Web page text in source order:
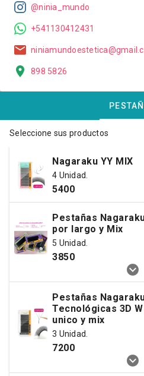
@ninia_mundo
+541130412431
898 5826
Seleccione sus productos
Nagaraku YY MIX
4 Unidad.
5400
Pestañas
por largo y Mix
5 Unidad.
3850
Pestañas
Tecnológicas 3D
unico y mix
3 Unidad.
7200